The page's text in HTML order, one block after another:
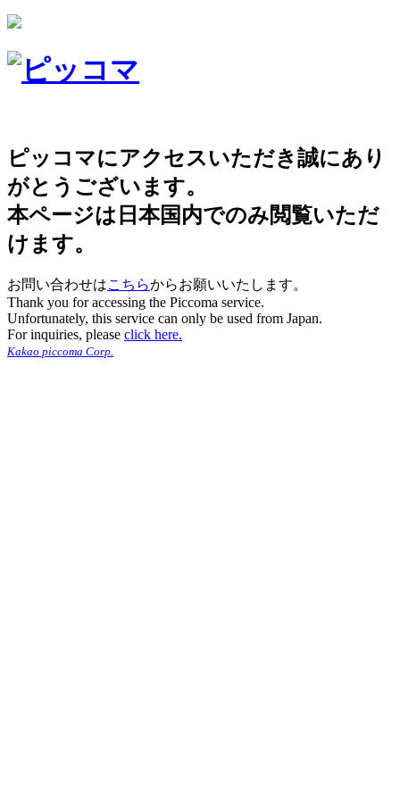
ピッコマにアクセスいただき誠にあり
がとうございます。
本ページは日本国内でのみ閲覧いただ
けます。
お問い合わせはこちらからお願いいたします。
Thank you for accessing the Piccoma service.
Unfortunately, this service can only be used from Japan.
For inquiries, please click here.
Kakao piccoma Corp.